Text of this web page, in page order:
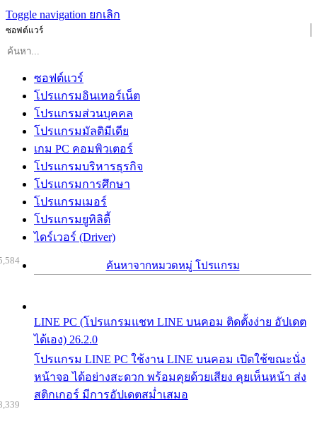
Toggle navigation ยกเลิก
ซอฟต์แวร์
ซอฟต์แวร์
โปรแกรมอินเทอร์เน็ต
โปรแกรมส่วนบุคคล
โปรแกรมมัลติมีเดีย
เกม PC คอมพิวเตอร์
โปรแกรมบริหารธุรกิจ
โปรแกรมการศึกษา
โปรแกรมเมอร์
โปรแกรมยูทิลิตี้
ไดร์เวอร์ (Driver)
ค้นหาจากหมวดหมู่ โปรแกรม
LINE PC (โปรแกรมแชท LINE บนคอม ติดตั้งง่าย อัปเดต
ได้เอง) 26.2.0
โปรแกรม LINE PC ใช้งาน LINE บนคอม เปิดใช้ขณะนั่ง
หน้าจอ ได้อย่างสะดวก พร้อมคุยด้วยเสียง คุยเห็นหน้า ส่ง
สติกเกอร์ มีการอัปเดตสม่ำเสมอ